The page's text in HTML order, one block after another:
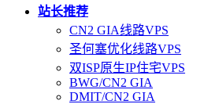
站长推荐
CN2 GIA线路VPS
圣何塞优化线路VPS
双ISP原生IP住宅VPS
BWG/CN2 GIA
DMIT/CN2 GIA